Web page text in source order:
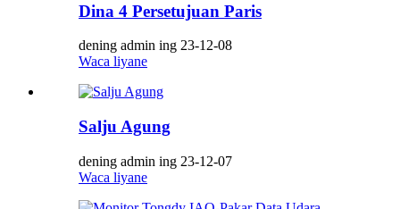
Dina 4 Persetujuan Paris
dening admin ing 23-12-08
Waca liyane
Salju Agung
dening admin ing 23-12-07
Waca liyane